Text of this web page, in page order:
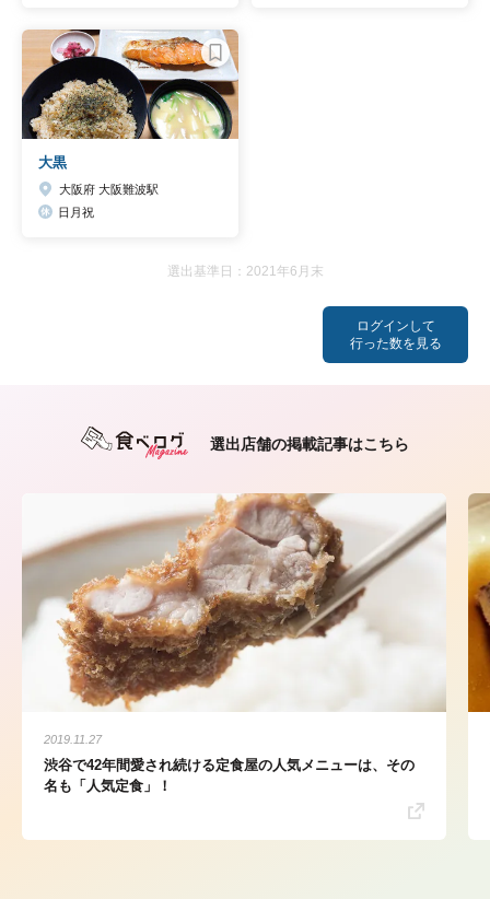
ログインして
行った数を見る
大黒
大阪府 大阪難波駅
日月祝
選出基準日：2021年6月末
選出店舗の掲載記事はこちら
2019.11.27
渋谷で42年間愛され続ける定食屋の人気メニューは、その
名も「人気定食」！